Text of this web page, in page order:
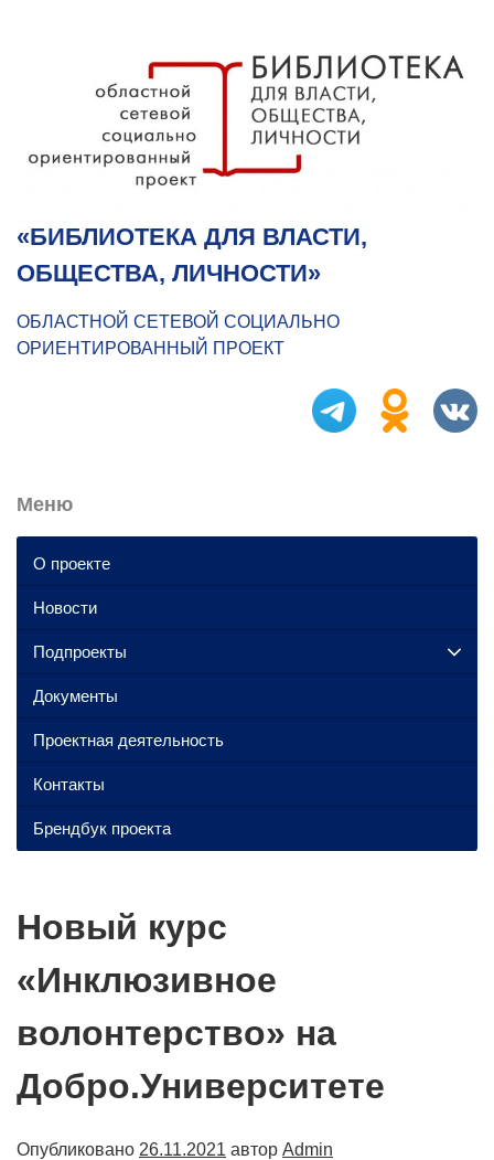
«БИБЛИОТЕКА ДЛЯ ВЛАСТИ,
ОБЩЕСТВА, ЛИЧНОСТИ»
ОБЛАСТНОЙ СЕТЕВОЙ СОЦИАЛЬНО
ОРИЕНТИРОВАННЫЙ ПРОЕКТ
Новый курс
«Инклюзивное
волонтерство» на
Добро.Университете
Опубликовано 26.11.2021 автор Admin
Меню
О проекте
Новости
Подпроекты
Документы
Проектная деятельность
Контакты
Брендбук проекта